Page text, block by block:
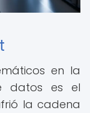
en la
datos es el
la cadena